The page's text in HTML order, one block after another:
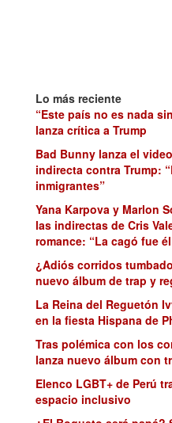
Lo más reciente
“Este país no es nada
lanza crítica a Trump
Bad Bunny lanza el video
indirecta contra Trump:
inmigrantes”
Yana Karpova y Marlon
las indirectas de Cris
romance: “La cagó fue
¿Adiós corridos
nuevo álbum de trap y
La Reina del Reguetón
en la fiesta Hispana de
Tras polémica con los
lanza nuevo álbum con
Elenco LGBT+ de Perú
espacio inclusivo